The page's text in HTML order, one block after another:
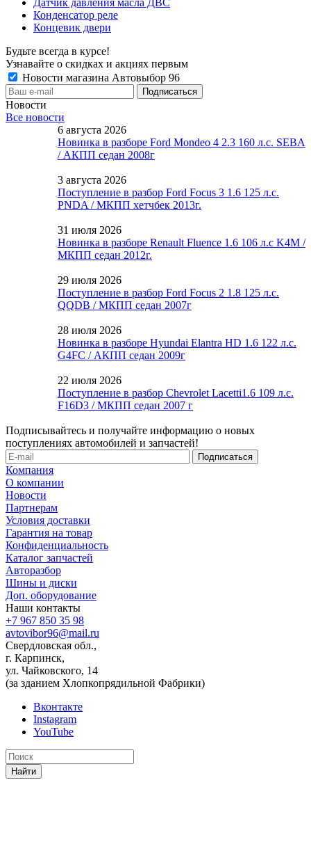
Конденсатор реле
Концевик двери
Будьте всегда в курсе!
Узнавайте о скидках и акциях первым
Новости магазина Автовыбор 96
Новости
Все новости
6 августа 2026
Новинка в разборе Ford Mondeo 4 2.3 160 л.с. SEBA
/ АКПП седан 2008г
3 августа 2026
Поступление в разбор Ford Focus 3 1.6 125 л.с.
PNDA / МКПП хетчбек 2013г.
31 июля 2026
Новинка в разборе Renault Fluence 1.6 106 л.с K4M /
МКПП седан 2012г.
29 июля 2026
Поступление в разбор Ford Focus 2 1.8 125 л.с.
QQDB / МКПП седан 2007г
28 июля 2026
Новинка в разборе Hyundai Elantra HD 1.6 122 л.с.
G4FC / АКПП седан 2009г
22 июля 2026
Поступление в разбор Chevrolet Lacetti1.6 109 л.с.
F16D3 / МКПП седан 2007 г
Подписывайтесь и получайте информацию о новых
поступлениях автомобилей и запчастей!
Компания
О компании
Новости
Партнерам
Условия доставки
Гарантия на товар
Конфиденциальность
Каталог запчастей
Авторазбор
Шины и диски
Доп. оборудование
Наши контакты
+7 967 850 35 98
avtovibor96@mail.ru
Свердловская обл.,
г. Карпинск,
ул. Чайковского, 14
(за зданием Хлопкопрядильной Фабрики)
Вконтакте
Instagram
YouTube
Найти